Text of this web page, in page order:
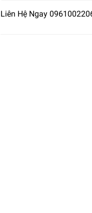
Liên Hệ Ngay